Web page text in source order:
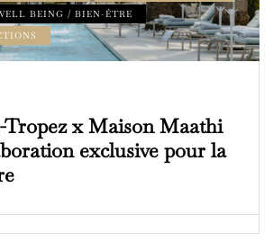
BEING / BIEN-ÊTRE
Tropez x Maison Maathi
exclusive pour la